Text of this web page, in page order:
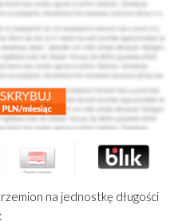
na jednostkę długości